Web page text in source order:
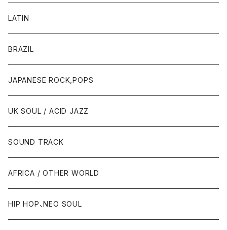
LATIN
BRAZIL
JAPANESE ROCK,POPS
UK SOUL / ACID JAZZ
SOUND TRACK
AFRICA / OTHER WORLD
HIP HOP、NEO SOUL